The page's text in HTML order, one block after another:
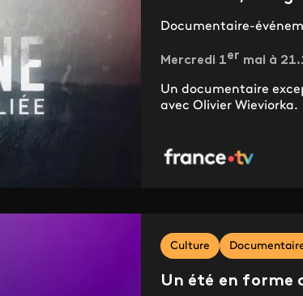
Documentaire-
Mercredi 1er mai à
Un documentaire
avec Olivier Wieviorka.
Culture
Un été en forme